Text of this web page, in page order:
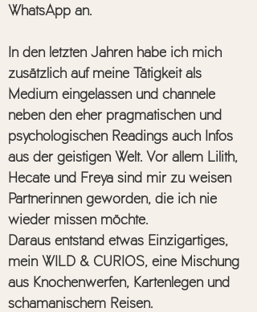
WhatsApp an.
In den letzten Jahren habe ich mich
zusätzlich auf meine Tätigkeit als
Medium eingelassen und channele
neben den eher pragmatischen und
psychologischen Readings auch Infos
aus der geistigen Welt. Vor allem Lilith,
Hecate und Freya sind mir zu weisen
Partnerinnen geworden, die ich nie
wieder missen möchte.
Daraus entstand etwas Einzigartiges,
mein WILD & CURIOS, eine Mischung
aus Knochenwerfen, Kartenlegen und
schamanischem Reisen.